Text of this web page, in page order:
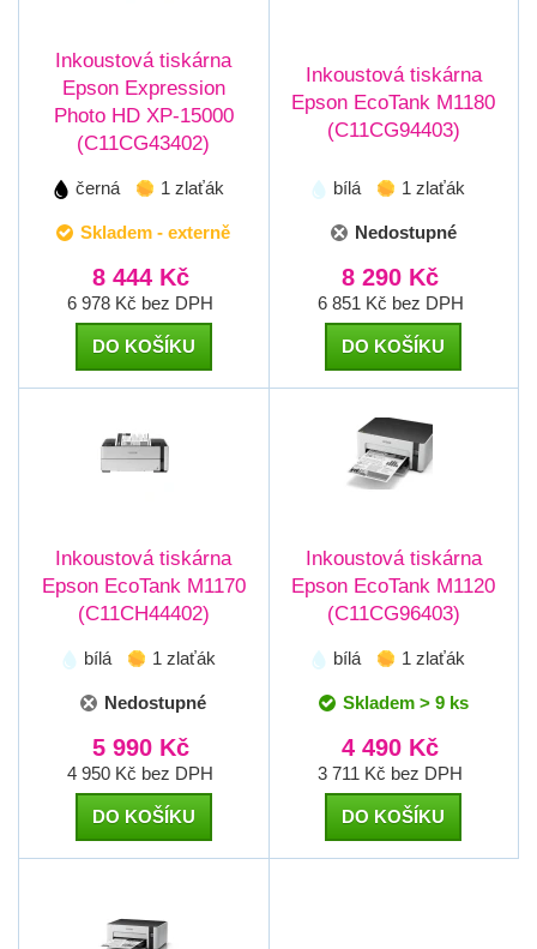
Inkoustová tiskárna
Epson Expression
Photo HD XP-15000
(C11CG43402)
černá 1 zlaťák
Skladem - externě
8 444 Kč
6 978 Kč bez DPH
DO KOŠÍKU
Inkoustová tiskárna
Epson EcoTank M1180
(C11CG94403)
bílá 1 zlaťák
Nedostupné
8 290 Kč
6 851 Kč bez DPH
DO KOŠÍKU
Inkoustová tiskárna
Epson EcoTank M1170
(C11CH44402)
bílá 1 zlaťák
Nedostupné
5 990 Kč
4 950 Kč bez DPH
DO KOŠÍKU
Inkoustová tiskárna
Epson EcoTank M1120
(C11CG96403)
bílá 1 zlaťák
Skladem > 9 ks
4 490 Kč
3 711 Kč bez DPH
DO KOŠÍKU